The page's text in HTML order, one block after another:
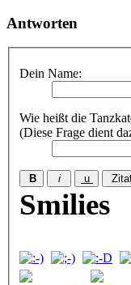
Antworten
Dein Name:
Wie heißt die
(Diese Frage dient
Smilies